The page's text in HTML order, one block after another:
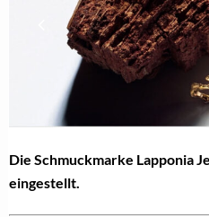
Die Schmuckmarke Lapponia
eingestellt.